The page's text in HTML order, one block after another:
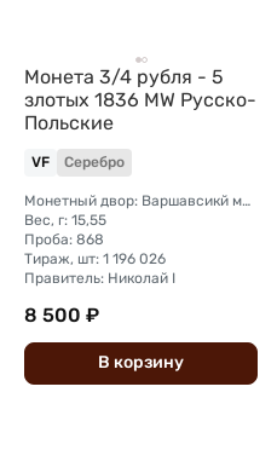
Монета 3/4 рубля - 5
злотых 1836 МW Русско-
Польские
VF Серебро
Монетный двор: Варшавсикй монетный двор (Польша)
Вес, г: 15,55
Проба: 868
Тираж, шт: 1 196 026
Правитель: Николай I
8 500 ₽
В корзину